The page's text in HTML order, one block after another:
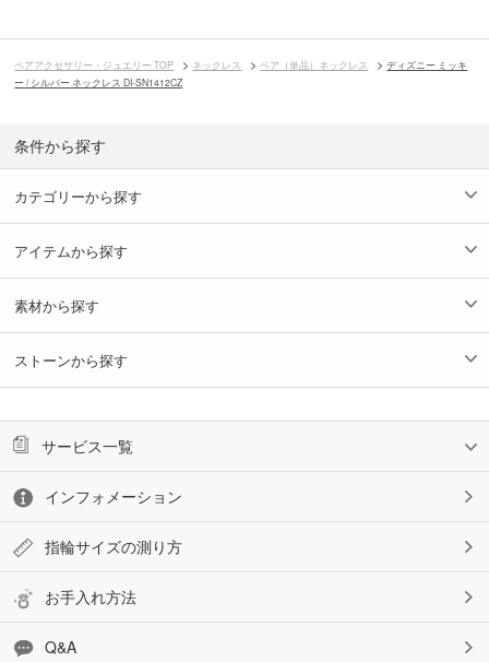
ペアアクセサリー・ジュエリー TOP ネックレス ペア（単品）ネックレス
ディズニー ミッキ
ー / シルバー ネックレス DI-SN1412CZ
条件から探す
カテゴリーから探す
アイテムから探す
素材から探す
ストーンから探す
サービス一覧
インフォメーション
指輪サイズの測り方
お手入れ方法
Q&A